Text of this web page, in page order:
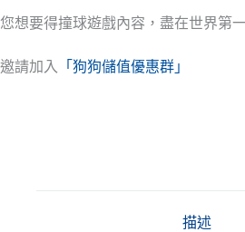
您想要得撞球遊戲內容，盡在世界第
邀請加入 「狗狗儲值優惠群」
描述